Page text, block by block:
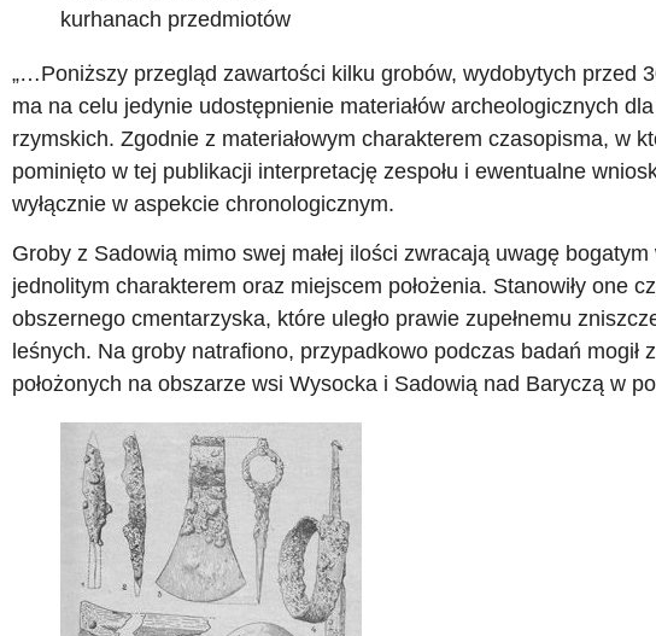
kurhanach przedmiotów
„…Poniższy przegląd zawartości kilku grobów, wydobytych przed
ma na celu jedynie udostępnienie materiałów archeologicznych
rzymskich. Zgodnie z materiałowym charakterem czasopisma, w
pominięto w tej publikacji interpretację zespołu i ewentualne
wyłącznie w aspekcie chronologicznym.
Groby z Sadowią mimo swej małej ilości zwracają uwagę
jednolitym charakterem oraz miejscem położenia. Stanowiły one
obszernego cmentarzyska, które uległo prawie zupełnemu
leśnych. Na groby natrafiono, przypadkowo podczas badań mogił
położonych na obszarze wsi Wysocka i Sadowią nad Baryczą w